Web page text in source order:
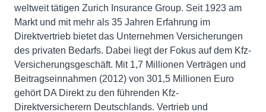
weltweit tätigen Zurich Insurance Group. Seit 1923 am
Markt und mit mehr als 35 Jahren Erfahrung im
Direktvertrieb bietet das Unternehmen Versicherungen
des privaten Bedarfs. Dabei liegt der Fokus auf dem Kfz-
Versicherungsgeschäft. Mit 1,7 Millionen Verträgen und
Beitragseinnahmen (2012) von 301,5 Millionen Euro
gehört DA Direkt zu den führenden Kfz-
Direktversicherern Deutschlands. Vertrieb und